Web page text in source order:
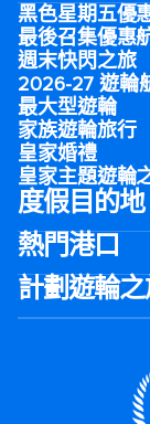
黑色星期五優
最後召集優惠
週末快閃之旅
2026-27 遊輪
最大型遊輪
家族遊輪旅行
皇家婚禮
皇家主題遊輪
度假目的地
熱門港口
計劃遊輪